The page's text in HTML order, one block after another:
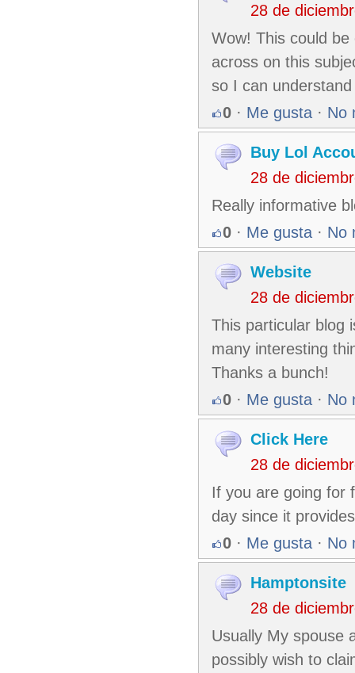
28 de
Wow! This could
across on this
so I can
0 · Me gusta · No
Buy Lol
28 de
Really informative
0 · Me gusta · No
Website
28 de
This particular blog
many interesting
Thanks a bunch!
0 · Me gusta · No
Click Here
28 de
If you are going for
day since it
0 · Me gusta · No
Hamptonsite
28 de
Usually My spouse
possibly wish to